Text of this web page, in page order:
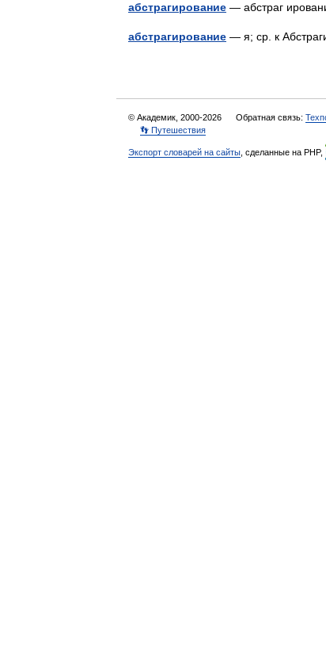
абстрагирование — абстраг
абстрагирование — я; ср. к
© Академик, 2000-2026 Обратная связь:
👣 Путешествия
Экспорт словарей на сайты , сделанные на PHP,